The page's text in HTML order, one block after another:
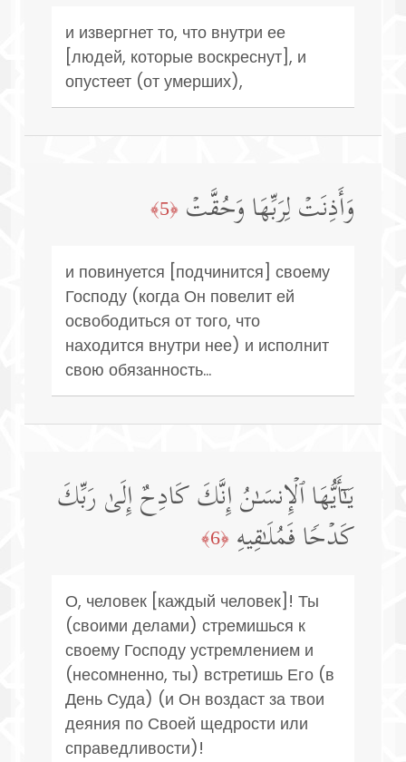
и извергнет то, что внутри ее
[людей, которые воскреснут], и
опустеет (от умерших),
وَأَذِنَتۡ لِرَبِّهَا وَحُقَّتۡ ﴿5﴾
и повинуется [подчинится] своему
Господу (когда Он повелит ей
освободиться от того, что
находится внутри нее) и исполнит
свою обязанность...
یَـٰۤأَیُّهَا ٱلۡإِنسَـٰنُ إِنَّكَ كَادِحٌ إِلَىٰ رَبِّكَ
كَدۡحࣰا فَمُلَـٰقِیهِ ﴿6﴾
О, человек [каждый человек]! Ты
(своими делами) стремишься к
своему Господу устремлением и
(несомненно, ты) встретишь Его (в
День Суда) (и Он воздаст за твои
деяния по Своей щедрости или
справедливости)!